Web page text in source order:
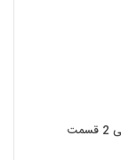
دانلود سریال مهمونی 2 قسمت